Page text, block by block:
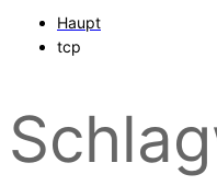
Haupt
tcp